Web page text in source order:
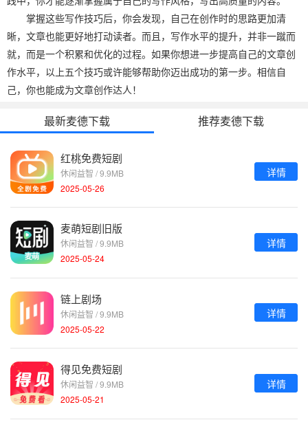
掌握这些写作技巧后，你会发现，自己在创作时的思路更加清
晰，文章也能更好地打动读者。而且，写作水平的提升，并非一蹴而
就，而是一个积累和优化的过程。如果你想进一步提高自己的文章创
作水平，以上五个技巧或许能够帮助你迈出成功的第一步。相信自
己，你也能成为文章创作达人！
最新麦德下载 推荐麦德下载
红桃免费短剧
休闲益智 / 9.9MB
2025-05-26
详情
麦萌短剧旧版
休闲益智 / 9.9MB
2025-05-24
详情
链上剧场
休闲益智 / 9.9MB
2025-05-22
详情
得见免费短剧
休闲益智 / 9.9MB
2025-05-21
详情